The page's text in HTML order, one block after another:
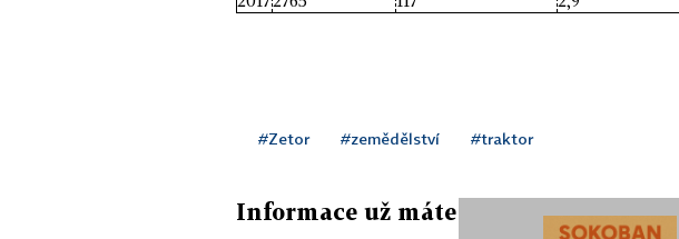
#Zetor #zemědělství #traktor
Informace už máte